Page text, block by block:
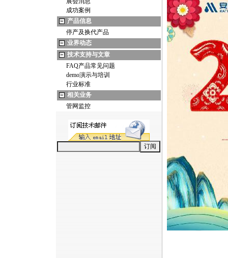
成功案例
产品信息
停产及换代产品
业界动态
技术支持与文章
FAQ产品常见问题
demo演示与培训
行业标准
相关业务
管网监控